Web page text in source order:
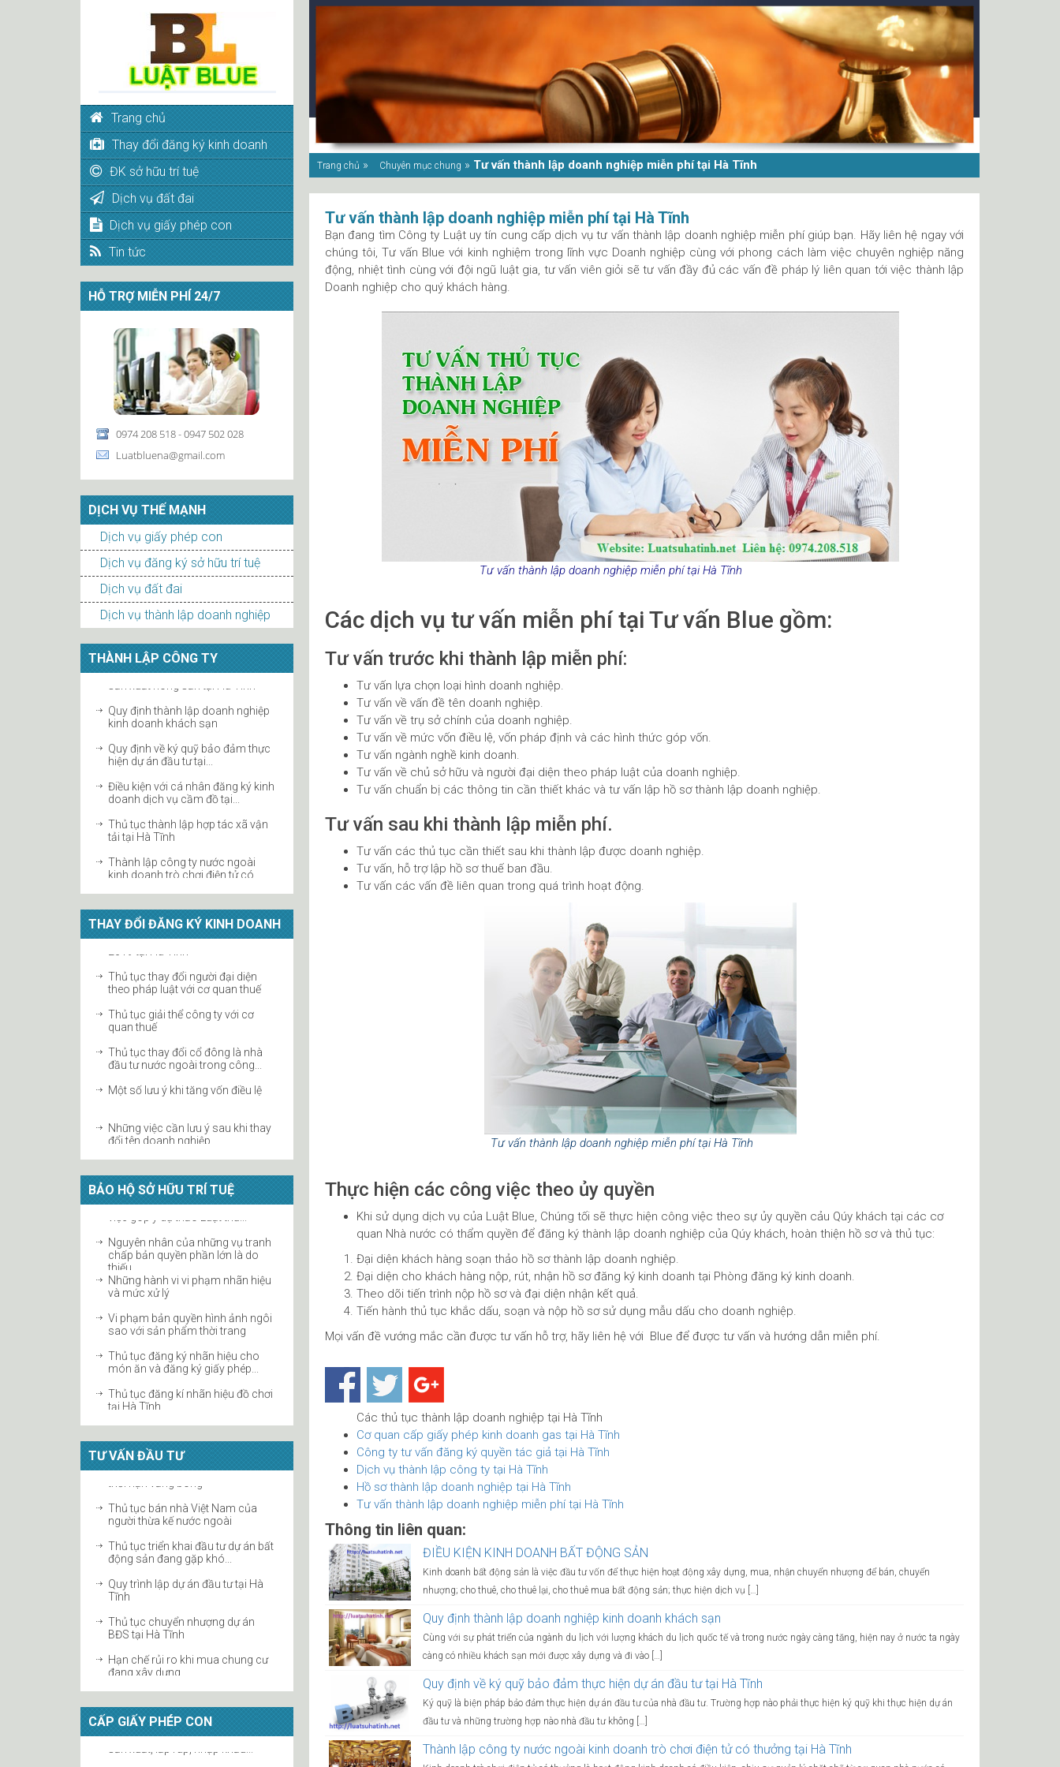
Trang chủ
Thay đổi đăng ký kinh doanh
ĐK sở hữu trí tuệ
Dịch vụ đất đai
Dịch vụ giấy phép con
Tin tức
HỖ TRỢ MIỄN PHÍ 24/7
0974 208 518 - 0947 502 028
Luatbluena@gmail.com
DỊCH VỤ THẾ MẠNH
Dịch vụ giấy phép con
Dịch vụ đăng ký sở hữu trí tuệ
Dịch vụ đất đai
Dịch vụ thành lập doanh nghiệp
THÀNH LẬP CÔNG TY
kinh doanh khách sạn
hiện dự án đầu tư tại...
doanh dịch vụ cầm đồ tại...
tải tại Hà Tĩnh
kinh doanh trò chơi điện tử có
thưởng...
Hà...
Điều kiện thành lập công ty quản lý
quỹ
doanh công ty
ĐỘNG SẢN
sản xuất nông sản tại Hà Tĩnh
THAY ĐỔI ĐĂNG KÝ KINH DOANH
theo pháp luật với cơ quan thuế
quan thuế
đầu tư nước ngoài trong công...
đổi tên doanh nghiệp
Giải thể công ty TNHH tại Hà Tĩnh
công ty cổ phần
Chấm dứt tư cách thành viên công
ty hợp danh
2019 tại Hà Tĩnh
BẢO HỘ SỞ HỮU TRÍ TUỆ
chấp bản quyền phần lớn là do
thiếu...
Những hành vi vi phạm nhãn hiệu
và mức xử lý
sao với sản phẩm thời trang
món ăn và đăng ký giấy phép...
tại Hà Tĩnh
thác quyền...
Sở hữu trí tuệ trong EVFTA
tại Hà Tĩnh
hội cho chỉ dẫn địa lý Việt...
việc góp ý dự thảo Luật thư...
TƯ VẤN ĐẦU TƯ
người thừa kế nước ngoài
động sản đang gặp khó...
Tĩnh
BĐS tại Hà Tĩnh
đang xây dựng
Quy định của Pháp luật về nhà ở
xã hội
CẤP GIẤY PHÉP CON
Trang chủ » Chuyên mục chung » Tư vấn thành lập doanh nghiệp miễn phí tại Hà Tĩnh
Tư vấn thành lập doanh nghiệp miễn phí tại Hà Tĩnh
Bạn đang tìm Công ty Luật uy tín cung cấp dịch vụ tư vấn thành lập doanh nghiệp miễn phí giúp bạn. Hãy liên hệ ngay với
chúng tôi, Tư vấn Blue với kinh nghiệm trong lĩnh vực Doanh nghiệp cùng với phong cách làm việc chuyên nghiệp năng
động, nhiệt tình cùng với đội ngũ luật gia, tư vấn viên giỏi sẽ tư vấn đầy đủ các vấn đề pháp lý liên quan tới việc thành lập
Doanh nghiệp cho quý khách hàng.
Tư vấn thành lập doanh nghiệp miễn phí tại Hà Tĩnh
Các dịch vụ tư vấn miễn phí tại Tư vấn Blue gồm:
Tư vấn trước khi thành lập miễn phí:
Tư vấn lựa chọn loại hình doanh nghiệp.
Tư vấn về vấn đề tên doanh nghiệp.
Tư vấn về trụ sở chính của doanh nghiệp.
Tư vấn về mức vốn điều lệ, vốn pháp định và các hình thức góp vốn.
Tư vấn ngành nghề kinh doanh.
Tư vấn về chủ sở hữu và người đại diện theo pháp luật của doanh nghiệp.
Tư vấn chuẩn bị các thông tin cần thiết khác và tư vấn lập hồ sơ thành lập doanh nghiệp.
Tư vấn sau khi thành lập miễn phí.
Tư vấn các thủ tục cần thiết sau khi thành lập được doanh nghiệp.
Tư vấn, hỗ trợ lập hồ sơ thuế ban đầu.
Tư vấn các vấn đề liên quan trong quá trình hoạt động.
Tư vấn thành lập doanh nghiệp miễn phí tại Hà Tĩnh
Thực hiện các công việc theo ủy quyền
Khi sử dụng dịch vụ của Luật Blue, Chúng tối sẽ thực hiện công việc theo sự ủy quyền cảu Qúy khách tại các cơ
quan Nhà nước có thẩm quyền để đăng ký thành lập doanh nghiệp của Qúy khách, hoàn thiện hồ sơ và thủ tục:
Đại diện khách hàng soạn thảo hồ sơ thành lập doanh nghiệp.
Đại diện cho khách hàng nộp, rút, nhận hồ sơ đăng ký kinh doanh tại Phòng đăng ký kinh doanh.
Theo dõi tiến trình nộp hồ sơ và đại diện nhận kết quả.
Tiến hành thủ tục khắc dấu, soạn và nộp hồ sơ sử dụng mẫu dấu cho doanh nghiệp.
Mọi vấn đề vướng mắc cần được tư vấn hỗ trợ, hãy liên hệ với Blue để được tư vấn và hướng dẫn miễn phí.
Các thủ tục thành lập doanh nghiệp tại Hà Tĩnh
Cơ quan cấp giấy phép kinh doanh gas tại Hà Tĩnh
Công ty tư vấn đăng ký quyền tác giả tại Hà Tĩnh
Dịch vụ thành lập công ty tại Hà Tĩnh
Hồ sơ thành lập doanh nghiệp tại Hà Tĩnh
Tư vấn thành lập doanh nghiệp miễn phí tại Hà Tĩnh
Thông tin liên quan:
ĐIỀU KIỆN KINH DOANH BẤT ĐỘNG SẢN
Kinh doanh bất động sản là việc đầu tư vốn để thực hiện hoạt động xây dựng, mua, nhận chuyển nhượng để bán, chuyển
nhượng; cho thuê, cho thuê lại, cho thuê mua bất động sản; thực hiện dịch vụ […]
Quy định thành lập doanh nghiệp kinh doanh khách sạn
Cùng với sự phát triển của ngành du lịch với lượng khách du lịch quốc tế và trong nước ngày càng tăng, hiện nay ở nước ta ngày
càng có nhiều khách sạn mới được xây dựng và đi vào […]
Quy định về ký quỹ bảo đảm thực hiện dự án đầu tư tại Hà Tĩnh
Ký quỹ là biện pháp bảo đảm thực hiện dự án đầu tư của nhà đầu tư. Trường hợp nào phải thực hiện ký quỹ khi thực hiện dự án
đầu tư và những trường hợp nào nhà đầu tư không […]
Thành lập công ty nước ngoài kinh doanh trò chơi điện tử có thưởng tại Hà Tĩnh